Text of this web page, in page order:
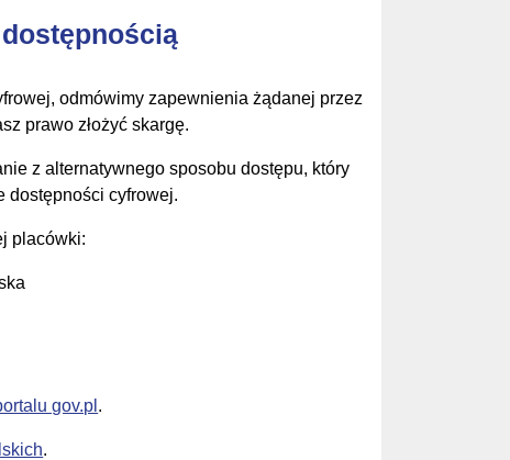
odmówimy zapewnienia żądanej przez
prawo złożyć skargę.
z alternatywnego sposobu dostępu, który
dostępności cyfrowej.
placówki:
gov.pl .
.